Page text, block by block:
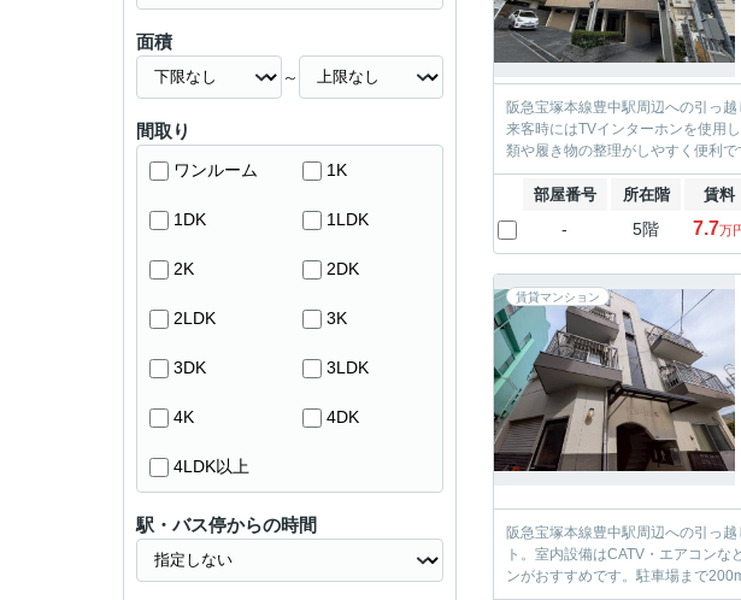
阪急宝塚本線豊中駅周辺への引っ
来客時にはTVインターホンを使用
類や履き物の整理がしやすく便利
部屋番号 所在階 賃料
- 5階 7.7万
賃貸マンション
阪急宝塚本線豊中駅周辺への引っ
ト。室内設備はCATV・エアコン
ンがおすすめです。駐車場まで
面積
～
間取り
ワンルーム 1K
1DK 1LDK
2K 2DK
2LDK 3K
3DK 3LDK
4K 4DK
4LDK以上
駅・バス停からの時間